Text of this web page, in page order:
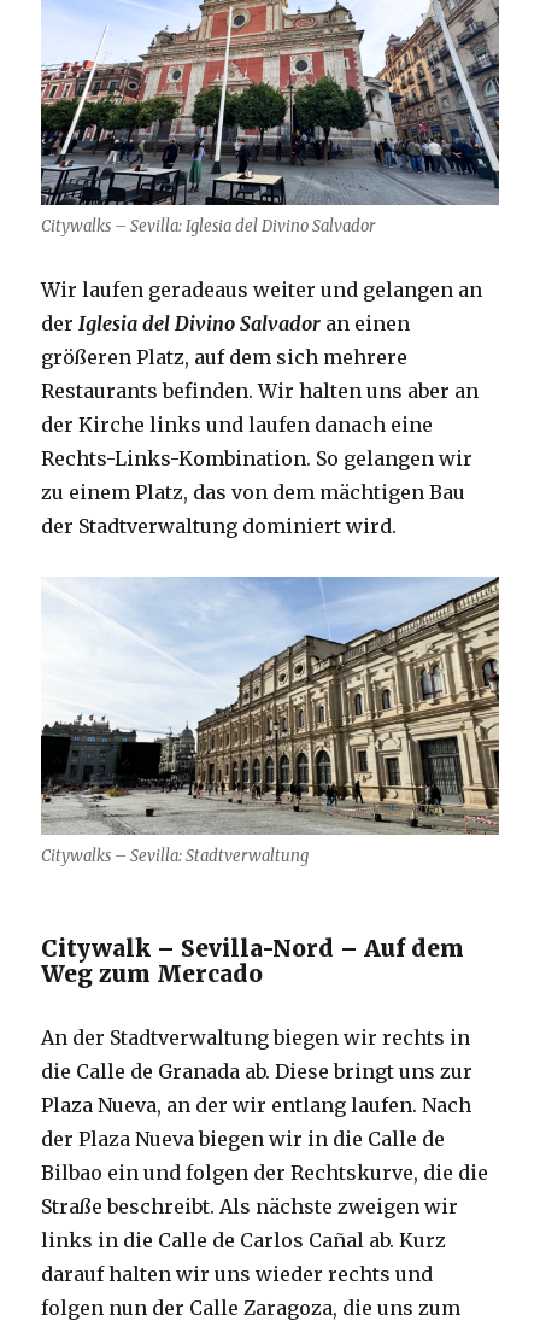
Citywalks – Sevilla: Iglesia del Divino Salvador
Wir laufen geradeaus weiter und gelangen an
derIglesia del Divino Salvador an einen
größeren Platz, auf dem sich mehrere
Restaurants befinden. Wir halten uns aber an
der Kirche links und laufen danach eine
Rechts-Links-Kombination. So gelangen wir
zu einem Platz, das von dem mächtigen Bau
der Stadtverwaltung dominiert wird.
Citywalks – Sevilla: Stadtverwaltung
Citywalk – Sevilla-Nord – Auf dem
Weg zum Mercado
An der Stadtverwaltung biegen wir rechts in
die Calle de Granada ab. Diese bringt uns zur
Plaza Nueva, an der wir entlang laufen. Nach
der Plaza Nueva biegen wir in die Calle de
Bilbao ein und folgen der Rechtskurve, die die
Straße beschreibt. Als nächste zweigen wir
links in die Calle de Carlos Cañal ab. Kurz
darauf halten wir uns wieder rechts und
folgen nun der Calle Zaragoza, die uns zum